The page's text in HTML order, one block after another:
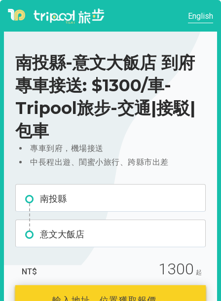
English
南投縣-意文大飯店 到府
專車接送: $1300/車-
Tripool旅步-交通|接駁|
包車
專車到府，機場接送
中長程出遊、閨蜜小旅行、跨縣市出差
南投縣
意文大飯店
NT$ 1300 起